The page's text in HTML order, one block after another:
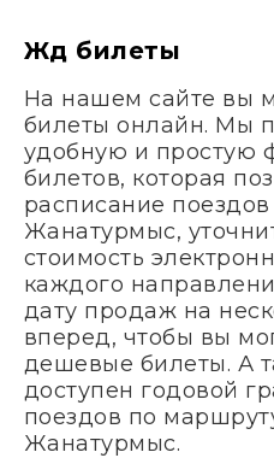
Жд билеты
На нашем сайте вы
билеты онлайн. Мы
удобную и простую
билетов, которая
расписание
Жанатурмыс,
стоимость
каждого
дату продаж на
вперед, чтобы вы
дешевые билеты. А
доступен годовой
поездов по
Жанатурмыс.